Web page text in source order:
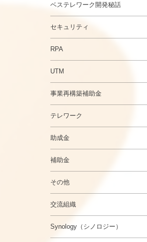
ベステレワーク開発秘話
セキュリティ
RPA
UTM
事業再構築補助金
テレワーク
助成金
補助金
その他
交流組織
Synology（シノロジー）